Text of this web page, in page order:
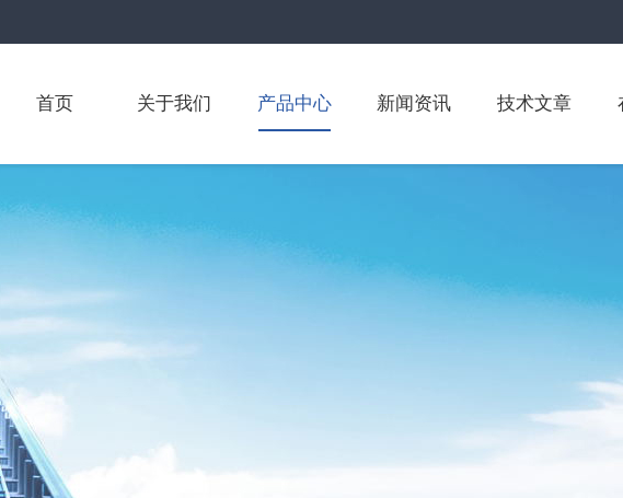
首页 关于我们 产品中心 新闻资讯 技术文章